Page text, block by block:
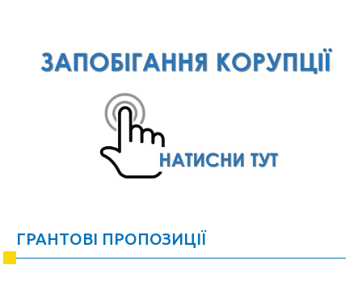
ГРАНТОВІ ПРОПОЗИЦІЇ